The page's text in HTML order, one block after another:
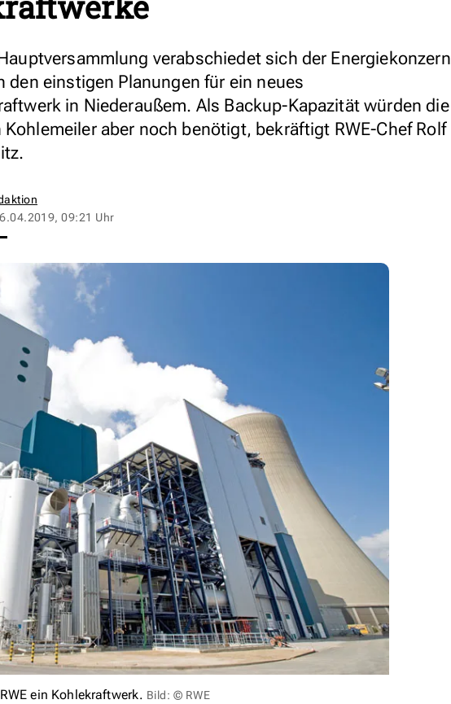
verabschiedet sich der Energiekonzern
den einstigen Planungen für ein neues
in Niederaußem. Als Backup-Kapazität würden die
aber noch benötigt, bekräftigt RWE-Chef Rolf
09:21 Uhr
ein Kohlekraftwerk. Bild: © RWE